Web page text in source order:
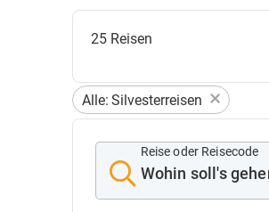
25Reisen
Alle: Silvesterreisen ×
Reise oder Reisecode